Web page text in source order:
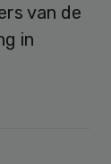
van de
in